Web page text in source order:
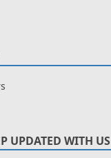
UPDATED WITH US